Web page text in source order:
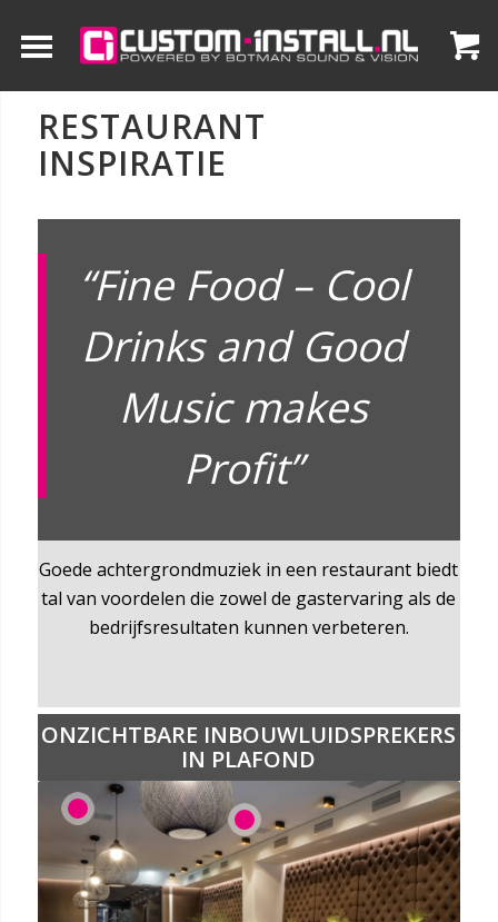
RESTAURANT
INSPIRATIE
“Fine Food – Cool
Drinks and Good
Music makes
Profit”
Goede achtergrondmuziek in een restaurant biedt
tal van voordelen die zowel de gastervaring als de
bedrijfsresultaten kunnen verbeteren.
ONZICHTBARE INBOUWLUIDSPREKERS
IN PLAFOND
1
2